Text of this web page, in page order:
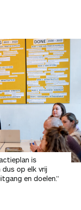
is
op elk vrij
en doelen.”